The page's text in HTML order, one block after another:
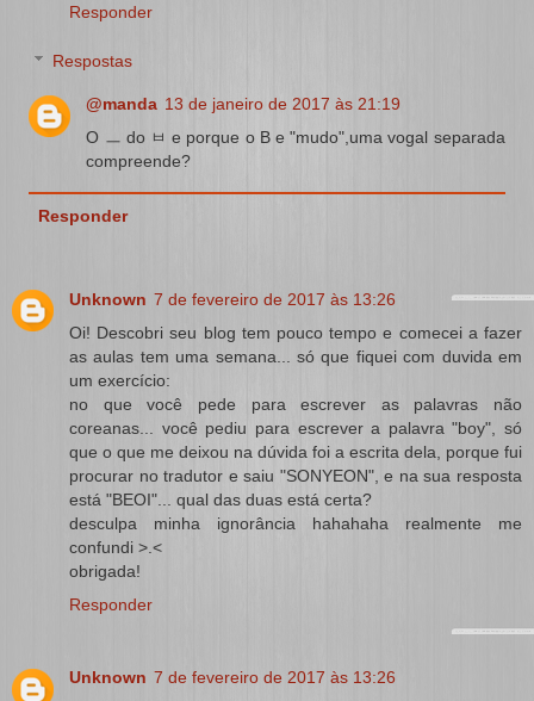
Responder
Respostas
@manda 13 de janeiro de 2017 às 21:19
O ㅡ do ㅂ e porque o B e "mudo",uma vogal separada
compreende?
Responder
Unknown 7 de fevereiro de 2017 às 13:26
Oi! Descobri seu blog tem pouco tempo e comecei a fazer
as aulas tem uma semana... só que fiquei com duvida em
um exercício:
no que você pede para escrever as palavras não
coreanas... você pediu para escrever a palavra "boy", só
que o que me deixou na dúvida foi a escrita dela, porque fui
procurar no tradutor e saiu "SONYEON", e na sua resposta
está "BEOI"... qual das duas está certa?
desculpa minha ignorância hahahaha realmente me
confundi >.<
obrigada!
Responder
Unknown 7 de fevereiro de 2017 às 13:26